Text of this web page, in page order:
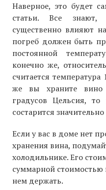
Наверное, это будет
статьи. Все знают,
существенно влияют
погреб должен быть
постоянной
конечно же,
считается
же вы храните вино
градусов Цельсия,
состарится
Если у вас в доме нет
хранения вина,
холодильнике. Его
суммарной стоимостью
нем держать.